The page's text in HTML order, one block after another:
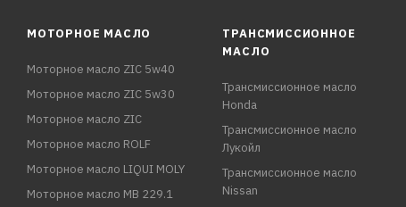
МОТОРНОЕ МАСЛО
Моторное масло ZIC 5w40
Моторное масло ZIC 5w30
Моторное масло ZIC
Моторное масло ROLF
Моторное масло LIQUI MOLY
Моторное масло MB 229.1
ТРАНСМИССИОННОЕ
МАСЛО
Трансмиссионное масло
Honda
Трансмиссионное масло
Лукойл
Трансмиссионное масло
Nissan